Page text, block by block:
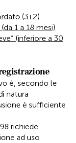
(3+2)
1 a 18 mesi)
(inferiore a 30
è, secondo le
natura
è sufficiente
richiede
ad uso